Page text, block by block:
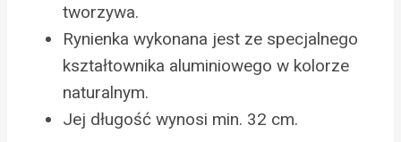
tworzywa.
Rynienka wykonana jest ze specjalnego
kształtownika aluminiowego w kolorze
naturalnym.
Jej długość wynosi min. 32 cm.